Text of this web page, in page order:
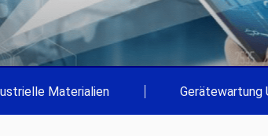
Materialien Gerätewartung